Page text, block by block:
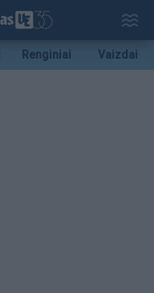
Renginiai Vaizdai